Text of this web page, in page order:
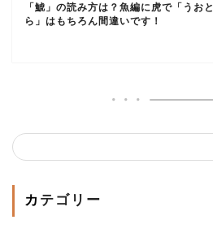
「鯱」の読み方は？魚編に虎で「うおと
ら」はもちろん間違いです！
カテゴリー